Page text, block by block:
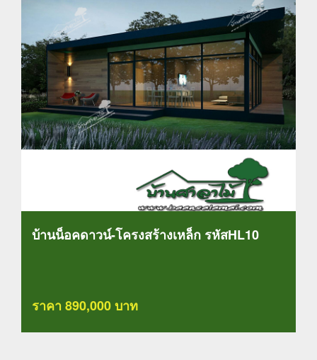
บ้านน็อคดาวน์-โครงสร้างเหล็ก รหัสHL10
ราคา 890,000 บาท